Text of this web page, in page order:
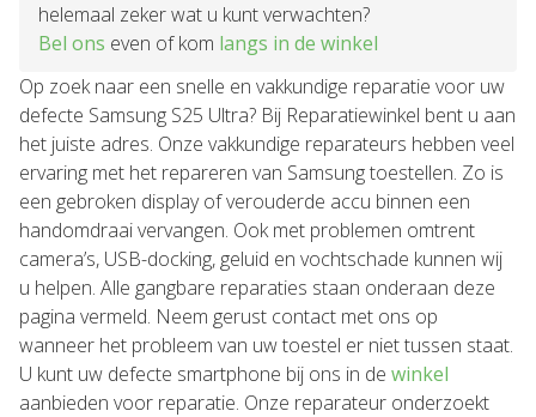
helemaal zeker wat u kunt verwachten?
Bel ons even of kom langs in de winkel
Op zoek naar een snelle en vakkundige reparatie voor uw
defecte Samsung S25 Ultra? Bij Reparatiewinkel bent u aan
het juiste adres. Onze vakkundige reparateurs hebben veel
ervaring met het repareren van Samsung toestellen. Zo is
een gebroken display of verouderde accu binnen een
handomdraai vervangen. Ook met problemen omtrent
camera’s, USB-docking, geluid en vochtschade kunnen wij
u helpen. Alle gangbare reparaties staan onderaan deze
pagina vermeld. Neem gerust contact met ons op
wanneer het probleem van uw toestel er niet tussen staat.
U kunt uw defecte smartphone bij ons in de winkel
aanbieden voor reparatie. Onze reparateur onderzoekt